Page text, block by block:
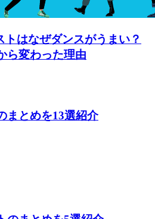
はなぜダンスがうまい？
ら変わった理由
まとめを13選紹介